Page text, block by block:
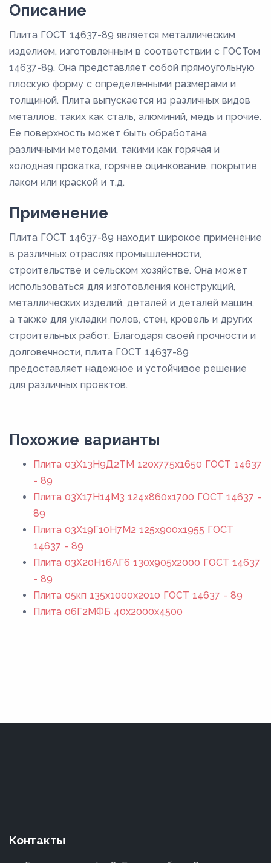
Описание
Плита ГОСТ 14637-89 является металлическим
изделием, изготовленным в соответствии с ГОСТом
14637-89. Она представляет собой прямоугольную
плоскую форму с определенными размерами и
толщиной. Плита выпускается из различных видов
металлов, таких как сталь, алюминий, медь и прочие.
Ее поверхность может быть обработана
различными методами, такими как горячая и
холодная прокатка, горячее оцинкование, покрытие
лаком или краской и т.д.
Применение
Плита ГОСТ 14637-89 находит широкое применение
в различных отраслях промышленности,
строительстве и сельском хозяйстве. Она может
использоваться для изготовления конструкций,
металлических изделий, деталей и деталей машин,
а также для укладки полов, стен, кровель и других
строительных работ. Благодаря своей прочности и
долговечности, плита ГОСТ 14637-89
предоставляет надежное и устойчивое решение
для различных проектов.
Похожие варианты
Плита 03Х13Н9Д2ТМ 120x775x1650 ГОСТ 14637
- 89
Плита 03Х17Н14М3 124x860x1700 ГОСТ 14637 -
89
Плита 03Х19Г10Н7М2 125x900x1955 ГОСТ
14637 - 89
Плита 03Х20Н16АГ6 130x905x2000 ГОСТ 14637
- 89
Плита 05кп 135x1000x2010 ГОСТ 14637 - 89
Плита 06Г2МФБ 40x2000x4500
Контакты